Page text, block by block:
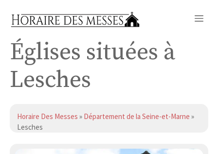
Églises situées à
Lesches
Horaire Des Messes » Département de la Seine-et-Marne »
Lesches